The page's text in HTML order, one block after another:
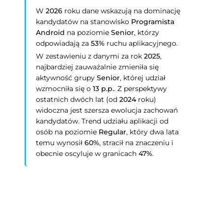
W2026 roku dane wskazują na dominację
kandydatów na stanowisko Programista
Android na poziomieSenior, którzy
odpowiadają za53% ruchu aplikacyjnego.
W zestawieniu z danymi za rok2025,
najbardziej zauważalnie zmieniła się
aktywność grupySenior, której udział
wzmocniła się o13 p.p.. Z perspektywy
ostatnich dwóch lat (od2024roku)
widoczna jest szersza ewolucja zachowań
kandydatów. Trend udziału aplikacji od
osób na poziomie Regular, który dwa lata
temu wynosił60%, stracił na znaczeniu i
obecnie oscyluje w granicach47%.